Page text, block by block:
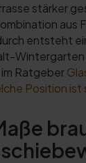
stärker
aus
entsteht
Wintergarten
Ratgeber
Position ist